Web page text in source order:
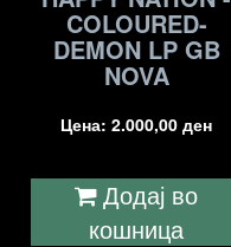
COLOURED-
DEMON LP GB
NOVA
Цена:2.000,00ден
Додај во
кошница